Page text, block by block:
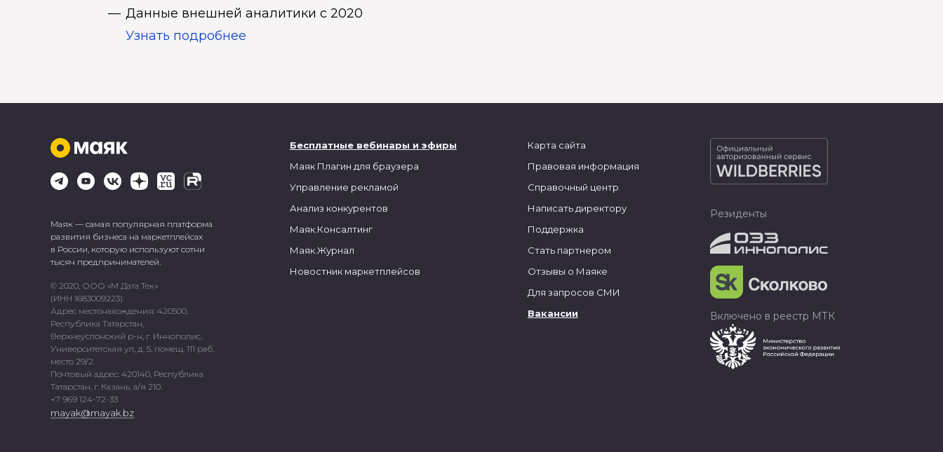
Данные внешней аналитики с 2020
Узнать подробнее
Маяк — самая популярная платформа
развития бизнеса на маркетплейсах
в России, которую используют сотни
тысяч предпринимателей.
© 2020, ООО «М Дата Тек»
(ИНН 1683009223)
Адрес местонахождения: 420500,
Республика Татарстан,
Верхнеуслонский р-н, г. Иннополис,
Университетская ул, д. 5, помещ. 111 раб.
место 29/2.
Почтовый адрес: 420140, Республика
Татарстан, г. Казань, а/я 210.
+7 969 124-72-33
mayak@mayak.bz
Бесплатные вебинары и эфиры
Маяк Плагин для браузера
Управление рекламой
Анализ конкурентов
Маяк.Консалтинг
Маяк.Журнал
Новостник маркетплейсов
Карта сайта
Правовая информация
Справочный центр
Написать директору
Поддержка
Стать партнером
Отзывы о Маяке
Для запросов СМИ
Вакансии
Резиденты
Включено в реестр МТК